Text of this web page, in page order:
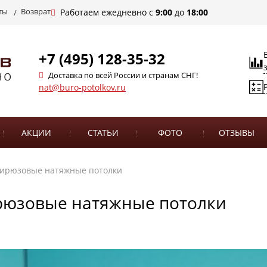
Работаем ежедневно с 9:00 до 18:00
Возврат
+7 (495) 128-35-32
Доставка по всей России и странам СНГ!
nat@buro-potolkov.ru
АКЦИИ СТАТЬИ ФОТО ОТЗЫВЫ
натяжные потолки
натяжные потолки